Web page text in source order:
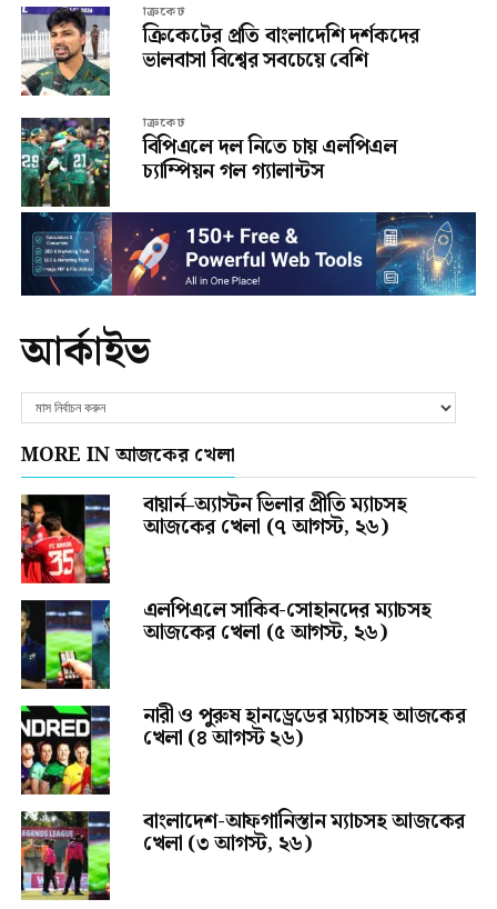
ক্রিকেট
ক্রিকেটের প্রতি বাংলাদেশি দর্শকদের
ভালবাসা বিশ্বের সবচেয়ে বেশি
ক্রিকেট
বিপিএলে দল নিতে চায় এলপিএল
চ্যাম্পিয়ন গল গ্যালান্টস
আর্কাইভ
MORE IN আজকের খেলা
বায়ার্ন–অ্যাস্টন ভিলার প্রীতি ম্যাচসহ
আজকের খেলা (৭ আগস্ট, ২৬)
এলপিএলে সাকিব-সোহানদের ম্যাচসহ
আজকের খেলা (৫ আগস্ট, ২৬)
নারী ও পুরুষ হানড্রেডের ম্যাচসহ আজকের
খেলা (৪ আগস্ট ২৬)
বাংলাদেশ-আফগানিস্তান ম্যাচসহ আজকের
খেলা (৩ আগস্ট, ২৬)